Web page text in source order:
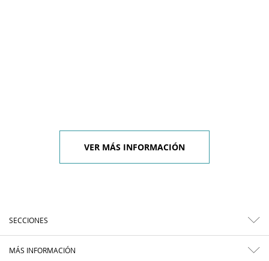
VER MÁS INFORMACIÓN
SECCIONES
MÁS INFORMACIÓN